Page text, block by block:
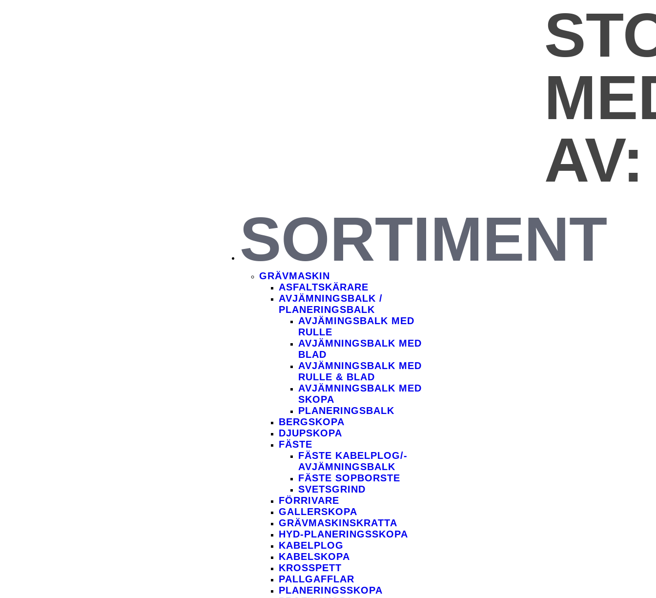
AV:
SORTIMENT
GRÄV­MASKIN
ASFALT­SKÄRARE
AVJÄMNINGS­BALK /
PLANERINGSBALK
AVJÄMINGSBALK MED
RULLE
AVJÄMNINGSBALK MED
BLAD
AVJÄMNINGSBALK MED
RULLE & BLAD
AVJÄMNINGSBALK MED
SKOPA
PLANERINGS­BALK
BERG­SKOPA
DJUP­SKOPA
FÄSTE
FÄSTE KABEL­­PLOG/­
AVJÄMNINGS­­BALK
FÄSTE SOP­BORSTE
SVETS­GRIND
FÖRRIVARE
GALLER­SKOPA
GRÄV­MASKINS­KRATTA
HYD­-PLANERINGS­SKOPA
KABEL­PLOG
KABEL­SKOPA
KROS­SPETT
PALLGAFFLAR
PLANERINGS­SKOPA